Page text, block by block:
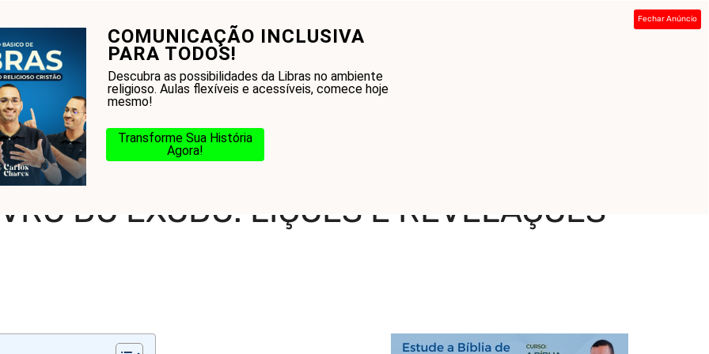
COMUNICAÇÃO INCLUSIVA
PARA TODOS!
Descubra as possibilidades da Libras no ambiente
religioso. Aulas flexíveis e acessíveis, comece hoje
mesmo!
Transforme Sua História
Agora!
Fechar Anúncio
a Bíblia? Glossário Blog Na Jornada
-Explorando o Livro do Êxodo: Lições e Revelações
DO ÊXODO: LIÇÕES E REVELAÇÕES